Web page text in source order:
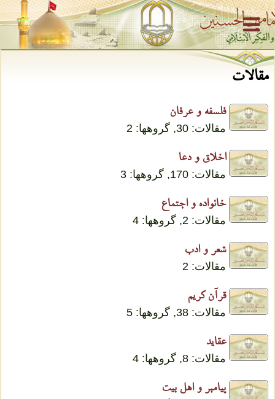
مقالات
فلسفه و عرفان
مقالات: 30, گروهها: 2
اخلاق و دعا
مقالات: 170, گروهها: 3
خانواده و اجتماع
مقالات: 2, گروهها: 4
شعر و ادب
مقالات: 2
قرآن کریم
مقالات: 38, گروهها: 5
عقاید
مقالات: 8, گروهها: 4
پیامبر و اهل بیت